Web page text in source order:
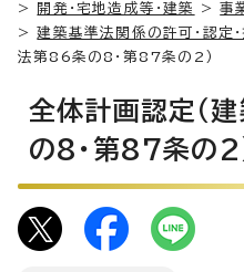
>
開発・宅地造成等・建築 >事
>建築基準法関係の許可・認定・
法第86条の8・第87条の2）
全体計画認定（
の8・第87条の2